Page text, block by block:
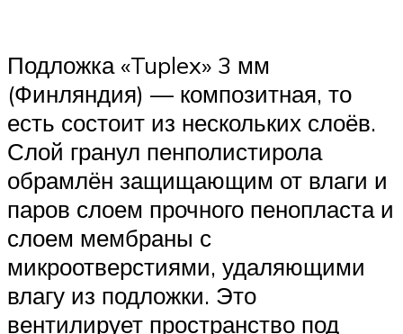
Подложка «Tuplex» 3 мм
(Финляндия) — композитная, то
есть состоит из нескольких слоёв.
Слой гранул пенполистирола
обрамлён защищающим от влаги и
паров слоем прочного пенопласта и
слоем мембраны с
микроотверстиями, удаляющими
влагу из подложки. Это
вентилирует пространство под